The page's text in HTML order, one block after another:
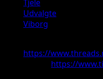
Tjele
Udvalgte
Viborg
https://
https://